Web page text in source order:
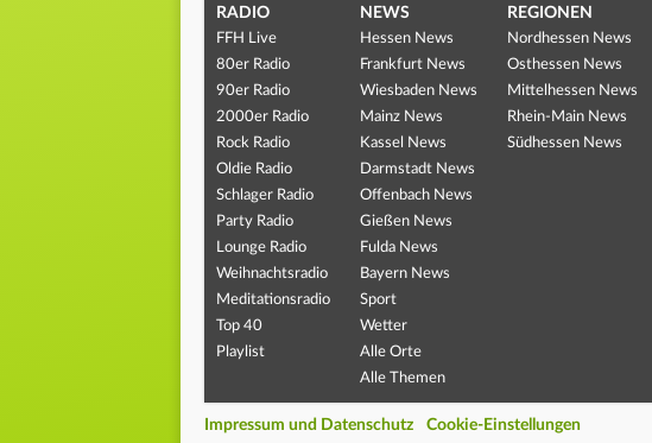
RADIO
FFH Live
80er Radio
90er Radio
2000er Radio
Rock Radio
Oldie Radio
Schlager Radio
Party Radio
Lounge Radio
Weihnachtsradio
Meditationsradio
Top 40
Playlist
NEWS
Hessen News
Frankfurt News
Wiesbaden News
Mainz News
Kassel News
Darmstadt News
Offenbach News
Gießen News
Fulda News
Bayern News
Sport
Wetter
Alle Orte
Alle Themen
REGIONEN
Nordhessen News
Osthessen News
Mittelhessen News
Rhein-Main News
Südhessen News
Impressum und Datenschutz Cookie-Einstellungen